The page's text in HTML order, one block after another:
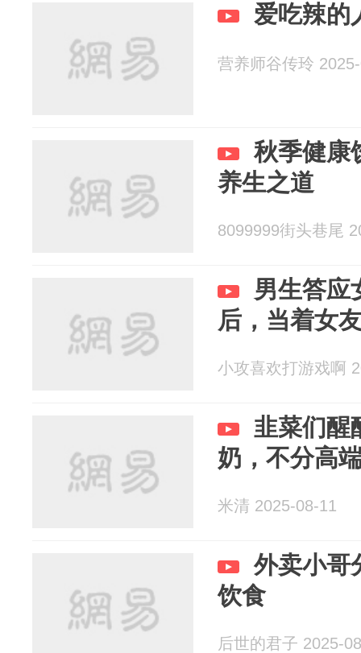
爱吃辣的
营养师谷传玲
秋季健康
养生之道
8099999街头巷尾
男生答应
后，当着女
小攻喜欢打游戏啊
韭菜们醒
奶，不分高
米清 2025-08-11
外卖小哥
饮食
后世的君子 2025-